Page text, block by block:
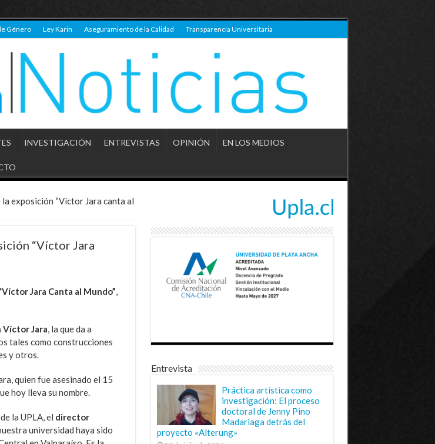
Género Ley Karin Aseguramiento de la Calidad Transparencia Universitaria
INVESTIGACIÓN ENTREVISTAS OPINIÓN EN LOS MEDIOS
la exposición “Víctor Jara canta al
“Víctor Jara
Jara Canta al Mundo”
Víctor Jara , la que da a
tales como construcciones
y otros.
quien fue asesinado el 15
hoy lleva su nombre.
la UPLA, el director
universidad haya sido
Entrevista
Práctica artística como
investigación: El proceso
doctoral de Jenny Pino
Madariaga detrás del
proyecto «Alterung»